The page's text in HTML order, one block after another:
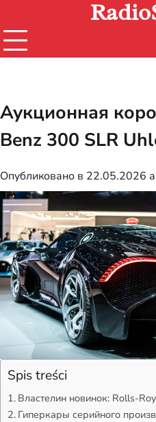
содержимому
Аукционная
Benz 300 SLR
Опубликовано в 22.05.2026
Spis treści
Властелин новинок: Rolls-
Гиперкары серийного